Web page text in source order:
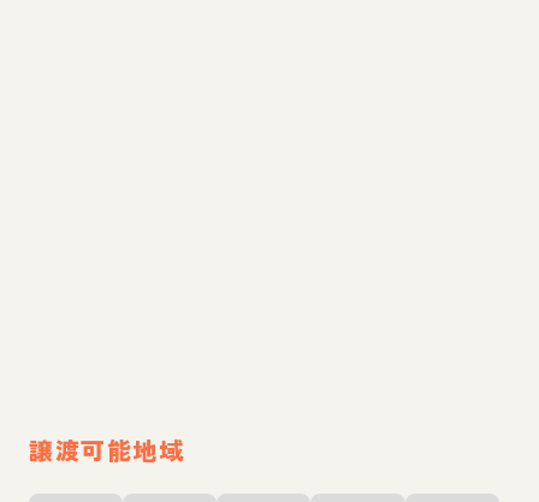
譲渡可能地域